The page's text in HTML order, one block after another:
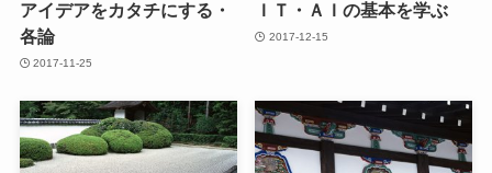
アイデアをカタチにする・
各論
2017-11-25
ＩＴ・ＡＩの基本を学ぶ
2017-12-15